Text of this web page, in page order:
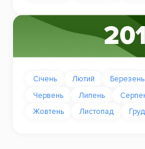
Січень Лютий Березень
Червень
Липень
Жовтень
Листопад